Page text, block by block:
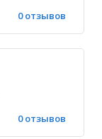
0 отзывов
0 отзывов